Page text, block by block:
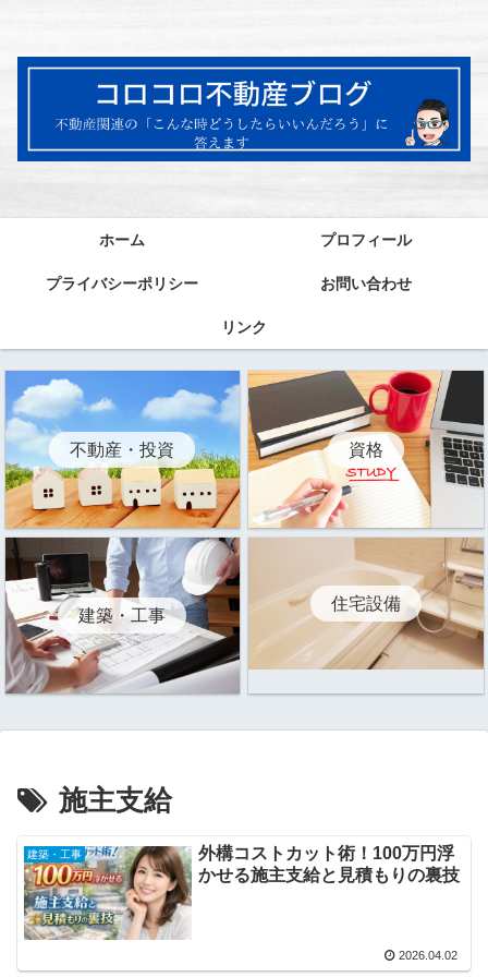
ホーム プロフィール
プライバシーポリシー お問い合わせ
リンク
不動産・投資 資格
建築・工事
住宅設備
施主支給
建築・工事
外構コストカット術！100万円浮
かせる施主支給と見積もりの裏技
2026.04.02